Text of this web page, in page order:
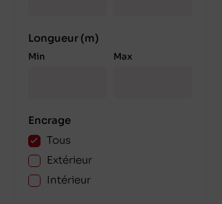
Longueur (m)
Min Max
Encrage
Tous
Extérieur
Intérieur